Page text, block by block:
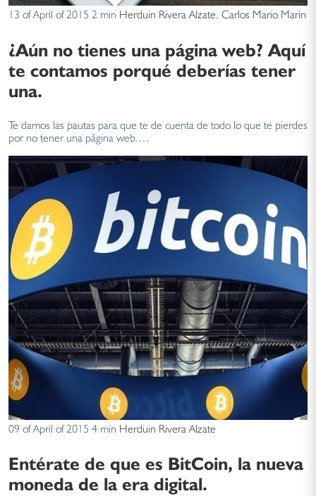
13 of April of 2015 2 min Herduin Rivera Alzate, Carlos Mario Marin
¿Aún no tienes una página web? Aquí
te contamos porqué deberías tener
una.
Te damos las pautas para que te de cuenta de todo lo que te pierdes
por no tener una página web.…
09 of April of 2015 4 min Herduin Rivera Alzate
Entérate de que es BitCoin, la nueva
moneda de la era digital.